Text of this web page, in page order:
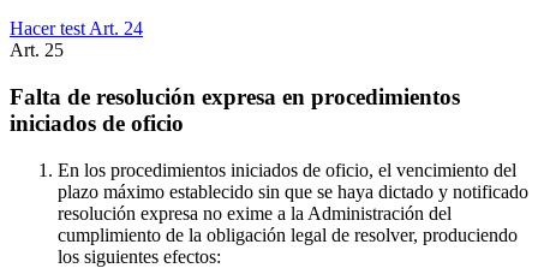
Hacer test Art. 24
Art. 25
Falta de resolución expresa en procedimientos
iniciados de oficio
En los procedimientos iniciados de oficio, el vencimiento del
plazo máximo establecido sin que se haya dictado y notificado
resolución expresa no exime a la Administración del
cumplimiento de la obligación legal de resolver, produciendo
los siguientes efectos: